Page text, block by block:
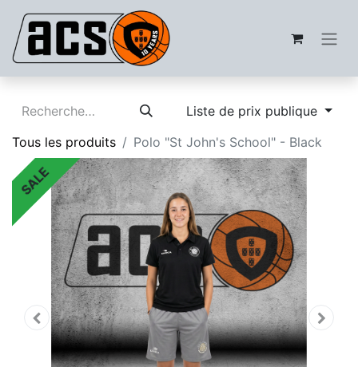
Liste de prix publique
Tous les produits
Polo "St John's School" - Black
SALE